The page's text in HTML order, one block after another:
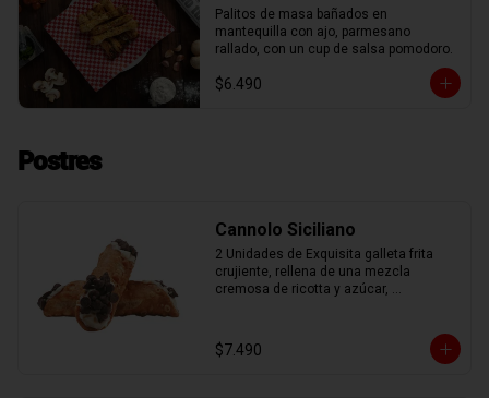
Palitos de masa bañados en
mantequilla con ajo, parmesano
rallado, con un cup de salsa pomodoro.
$6.490
Postres
Cannolo Siciliano
2 Unidades de Exquisita galleta frita
crujiente, rellena de una mezcla
cremosa de ricotta y azúcar,
$7.490